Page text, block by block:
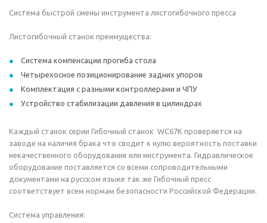
Система быстрой смены инструмента листогибочного пресса
Листогибочный станок преимущества:
Система компенсации прогиба стола
Четырехосное позиционирование задних упоров
Комплектация с разными контроллерами и ЧПУ
Устройство стабилизации давления в цилиндрах
Каждый станок серии Гибочный станок WC67K проверяется на
заводе на наличия брака что сводит к нулю вероятность поставки
некачественного оборудование или инструмента. Гидравлическое
оборудование поставляется со всеми сопроводительными
документами на русском языке так же Гибочный пресс
соответствует всем нормам безопасности Российской Федерации.
Система управления: